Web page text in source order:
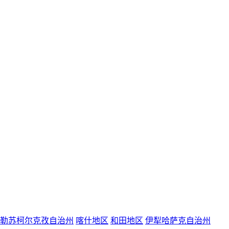
苏柯尔克孜自治州 喀什地区 和田地区 伊犁哈萨克自治州